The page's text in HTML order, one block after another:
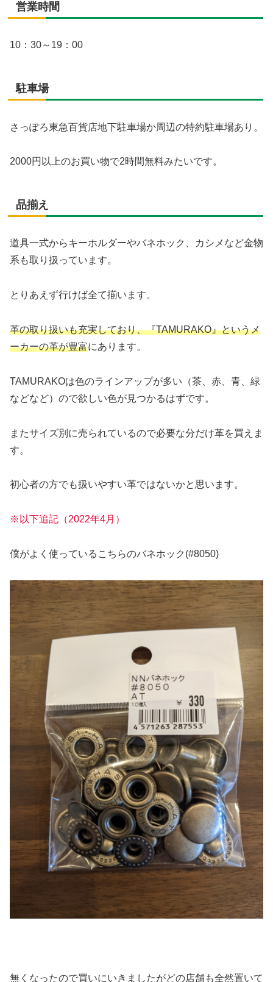
営業時間
10：30～19：00
駐車場
さっぽろ東急百貨店地下駐車場か周辺の特約駐車場あり。
2000円以上のお買い物で2時間無料みたいです。
品揃え
道具一式からキーホルダーやバネホック、カシメなど金物
系も取り扱っています。
とりあえず行けば全て揃います。
革の取り扱いも充実しており、『TAMURAKO』というメ
ーカーの革が豊富にあります。
TAMURAKOは色のラインアップが多い（茶、赤、青、緑
などなど）ので欲しい色が見つかるはずです。
またサイズ別に売られているので必要な分だけ革を買えま
す。
初心者の方でも扱いやすい革ではないかと思います。
※以下追記（2022年4月）
僕がよく使っているこちらのバネホック(#8050)
無くなったので買いにいきましたがどの店舗も全然置いて